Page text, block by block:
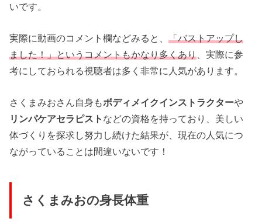
いです。
実際に動画のコメント欄などみると、「バストアップし
ました！」というコメントもかなり多くあり 、実際に参
考にしておられる視聴者は多く非常に人気があります。
さくまみおさん自身もボディメイクインストラクターや
リンパケアセラピスト などの資格を持っており、美しい
体づくりを探求し努力し続けた結果が、現在の人気につ
ながっていることは間違いないです！
さくまみおの身長体重